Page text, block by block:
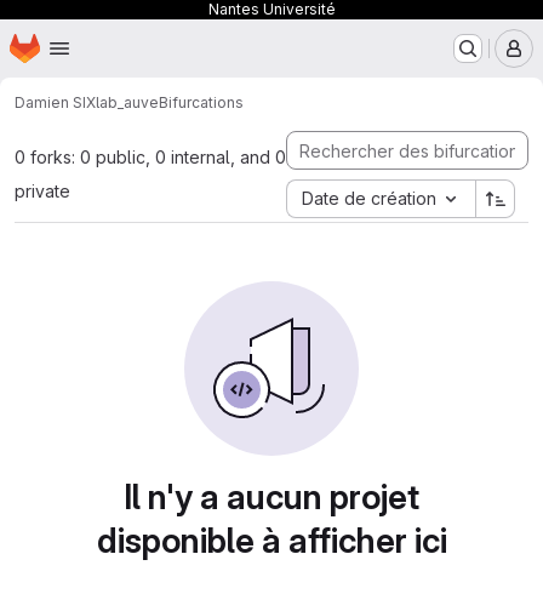
Nantes Université
Passer au contenu principal
Page d'accueil
Damien SIXlab_auveBifurcations
0 forks: 0 public, 0 internal, and 0
private
Date de création
Il n'y a aucun projet
disponible à afficher ici